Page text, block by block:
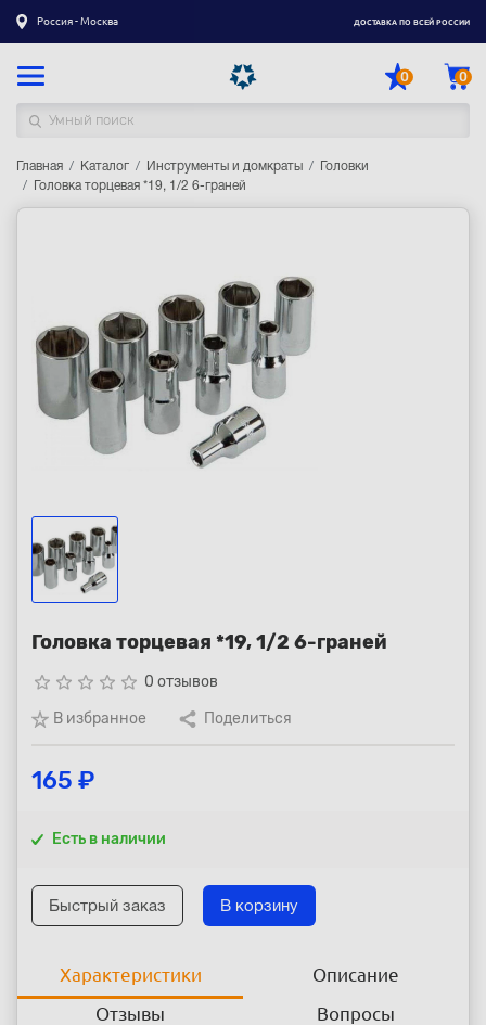
Россия - Москва ДОСТАВКА ПО ВСЕЙ РОССИИ
0 0
Каталог товаров
Гарантия
Контакты
Республика Коми - Сыктывкар
+7 (800) 250-15-01
Главная Каталог Инструменты и домкраты
Головки
Головка торцевая *19, 1/2 6-граней
Головка торцевая *19, 1/2 6-граней
star_border star_border star_border star_border star_border 0 отзывов
В избранное
Поделиться
165 ₽
Есть в наличии
Быстрый заказ В корзину
Характеристики
Описание
Отзывы
Вопросы